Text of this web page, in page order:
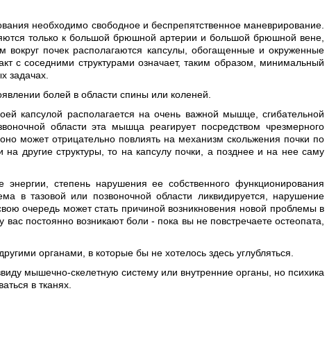
необходимо свободное и беспрепятственное маневрирование.
только к большой брюшной артерии и большой брюшной вене,
почек располагаются капсулы, обогащенные и окруженные
с соседними структурами означает, таким образом, минимальный
задачах.
болей в области спины или коленей.
капсулой располагается на очень важной мышце, сгибательной
области эта мышца реагирует посредством чрезмерного
может отрицательно повлиять на механизм скольжения почки по
другие структуры, то на капсулу почки, а позднее и на нее саму
степень нарушения ее собственного функционирования
в тазовой или позвоночной области ликвидируется, нарушение
очередь может стать причиной возникновения новой проблемы в
постоянно возникают боли - пока вы не повстречаете остеопата,
органами, в которые бы не хотелось здесь углубляться.
мышечно-скелетную систему или внутренние органы, но психика
в тканях.